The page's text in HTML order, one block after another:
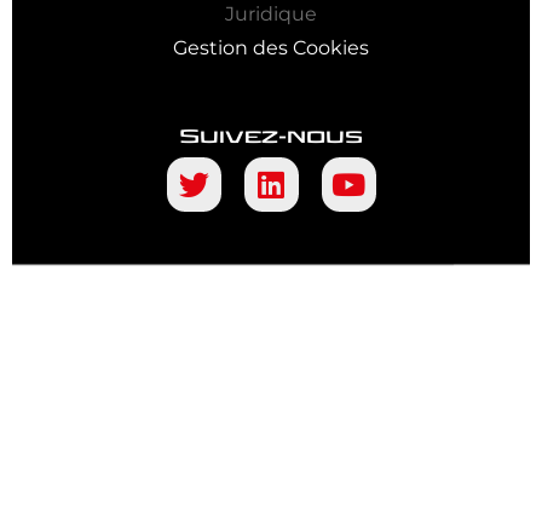
Juridique
Gestion des Cookies
Suivez-nous